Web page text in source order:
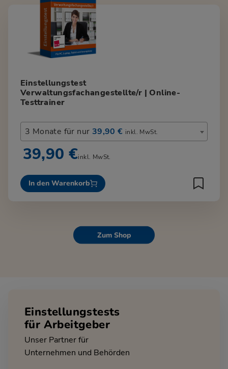
Einstellungstest
Verwaltungsfachangestellte/r | Online-
Testtrainer
3 Monate für nur 39,90 € inkl. MwSt.
39,90 €inkl. MwSt.
In den Warenkorb
Zum Shop
Einstellungstests
für Arbeitgeber
Unser Partner für
Unternehmen und Behörden